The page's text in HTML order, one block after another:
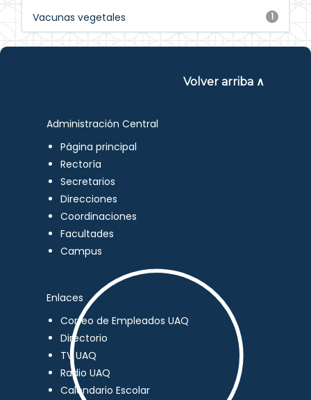
1
Vacunas vegetales
Volver arriba ∧
Administración Central
Página principal
Rectoría
Secretarios
Direcciones
Coordinaciones
Facultades
Campus
Enlaces
Correo de Empleados UAQ
Directorio
TV UAQ
Radio UAQ
Calendario Escolar